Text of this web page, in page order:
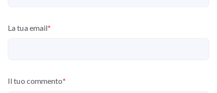
La tua email*
Il tuo commento*